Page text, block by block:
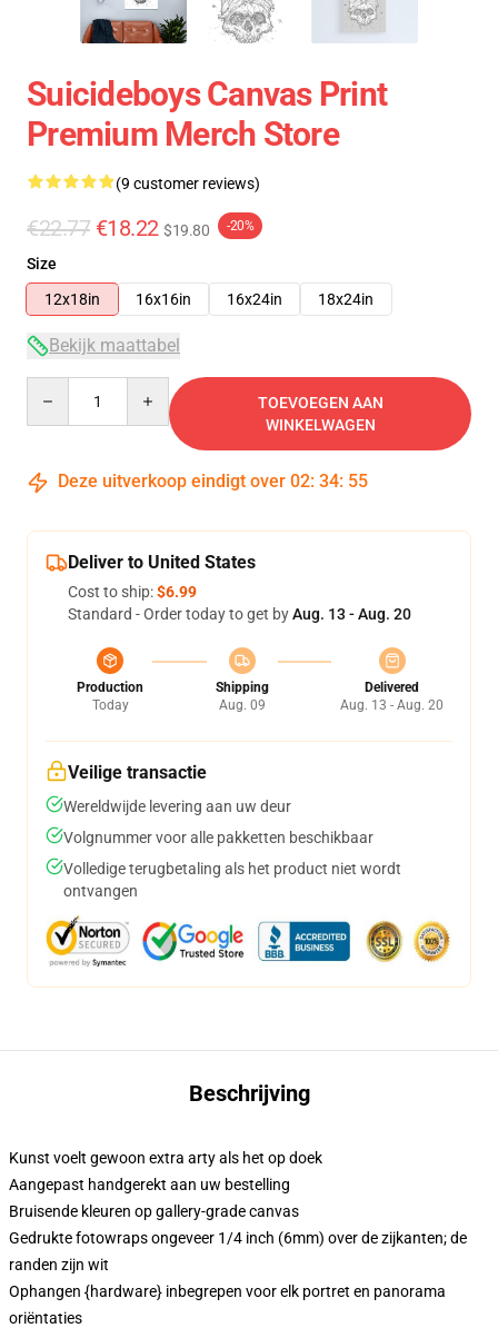
Suicideboys Canvas Print
Premium Merch Store
(9 customer reviews)
€22.77 €18.22 $19.80 -20%
Size
12x18in
16x16in 16x24in 18x24in
Bekijk maattabel
TOEVOEGEN AAN
WINKELWAGEN
Deze uitverkoop eindigt over 02: 34: 54
Deliver to United States
Cost to ship:$6.99
Standard - Order today to get byAug. 13 - Aug. 20
Production
Today
Shipping
Aug. 09
Delivered
Aug. 13 - Aug. 20
Veilige transactie
Wereldwijde levering aan uw deur
Volgnummer voor alle pakketten beschikbaar
Volledige terugbetaling als het product niet wordt
ontvangen
Beschrijving
Kunst voelt gewoon extra arty als het op doek
Aangepast handgerekt aan uw bestelling
Bruisende kleuren op gallery-grade canvas
Gedrukte fotowraps ongeveer 1/4 inch (6mm) over de zijkanten; de
randen zijn wit
Ophangen {hardware} inbegrepen voor elk portret en panorama
oriëntaties